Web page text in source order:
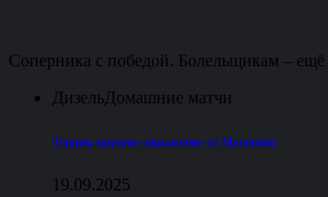
Соперника с победой. Болельщикам – ещё
ДизельДомашние матчи
Терпим крупное поражение от Магнитки
19.09.2025